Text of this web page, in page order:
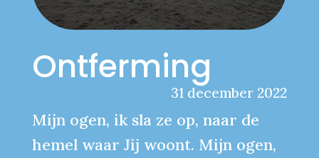
Ontferming
31 december 2022
Mijn ogen, ik sla ze op, naar de
hemel waar Jij woont. Mijn ogen,